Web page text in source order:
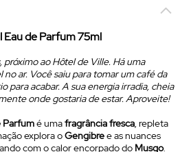
Eau de Parfum75ml
próximo ao Hôtel de Ville. Há uma
ar. Você saiu para tomar um café da
para acabar. A sua energia irradia, cheia
onde gostaria de estar. Aproveite!
Parfumé umafragrância fresca, repleta
explora oGengibree as nuances
com o calor encorpado do Musgo.